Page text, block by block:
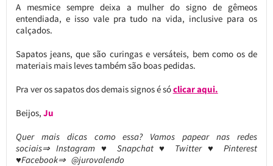
A mesmice sempre deixa a mulher do signo de gêmeos
entendiada, e isso vale pra tudo na vida, inclusive para os
calçados.
Sapatos jeans, que são curingas e versáteis, bem como os de
materiais mais leves também são boas pedidas.
Pra ver os sapatos dos demais signos é sóclicar aqui.
Beijos, Ju
Quer mais dicas como essa? Vamos papear nas redes
sociais⇒ Instagram ♥ Snapchat ♥ Twitter ♥ Pinterest
♥Facebook⇒ @jurovalendo